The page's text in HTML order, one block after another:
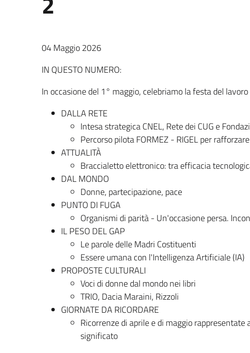
04 Maggio 2026
IN QUESTO NUMERO:
In occasione del 1° maggio, celebriamo la festa del
DALLA RETE
Intesa strategica CNEL, Rete dei CUG e
Percorso pilota FORMEZ - RIGEL per
ATTUALITÀ
Braccialetto elettronico: tra efficacia
DAL MONDO
Donne, partecipazione, pace
PUNTO DI FUGA
Organismi di parità - Un'occasione persa.
IL PESO DEL GAP
Le parole delle Madri Costituenti
Essere umana con l'Intelligenza Artificiale (IA)
PROPOSTE CULTURALI
Voci di donne dal mondo nei libri
TRIO, Dacia Maraini, Rizzoli
GIORNATE DA RICORDARE
Ricorrenze di aprile e di maggio
significato